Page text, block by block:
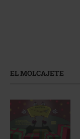
EL MOLCAJETE